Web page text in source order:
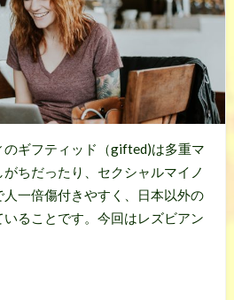
のギフティッド（gifted)は多重マ
ちだったり、セクシャルマイノ
一倍傷付きやすく、日本以外の
ることです。今回はレズビアン